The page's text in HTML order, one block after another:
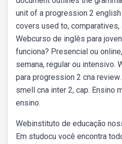
unit of a progression 2 english
covers used to, comparatives,
Webcurso de inglês para
funciona? Presencial ou
semana, regular ou intensivo.
para progression 2 cna
smell cna inter 2, cap. Ensino
ensino.
Webinstituto de educação
Em studocu você encontra